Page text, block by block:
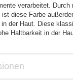
verarbeitet. Durch
diese Farbe
der Haut. Diese
Haltbarkeit in der